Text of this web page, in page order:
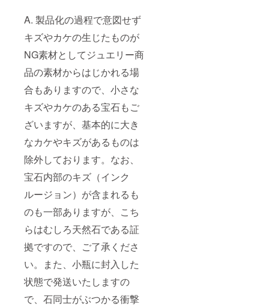
A. 製品化の過程で意図せず
キズやカケの生じたものが
NG素材としてジュエリー商
品の素材からはじかれる場
合もありますので、小さな
キズやカケのある宝石もご
ざいますが、基本的に大き
なカケやキズがあるものは
除外しております。なお、
宝石内部のキズ（インク
ルージョン）が含まれるも
のも一部ありますが、こち
らはむしろ天然石である証
拠ですので、ご了承くださ
い。また、小瓶に封入した
状態で発送いたしますの
で、石同士がぶつかる衝撃